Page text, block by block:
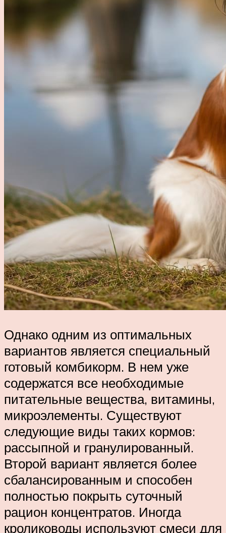
Однако одним из оптимальных
вариантов является специальный
готовый комбикорм. В нем уже
содержатся все необходимые
питательные вещества, витамины,
микроэлементы. Существуют
следующие виды таких кормов:
рассыпной и гранулированный.
Второй вариант является более
сбалансированным и способен
полностью покрыть суточный
рацион концентратов. Иногда
кролиководы используют смеси для